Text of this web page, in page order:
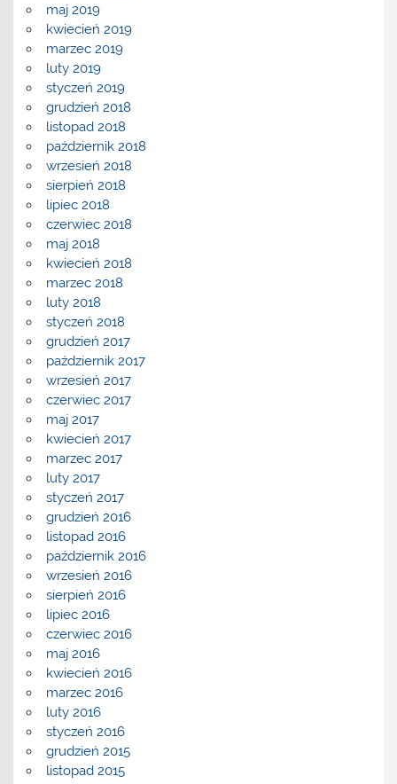
maj 2019
kwiecień 2019
marzec 2019
luty 2019
styczeń 2019
grudzień 2018
listopad 2018
październik 2018
wrzesień 2018
sierpień 2018
lipiec 2018
czerwiec 2018
maj 2018
kwiecień 2018
marzec 2018
luty 2018
styczeń 2018
grudzień 2017
październik 2017
wrzesień 2017
czerwiec 2017
maj 2017
kwiecień 2017
marzec 2017
luty 2017
styczeń 2017
grudzień 2016
listopad 2016
październik 2016
wrzesień 2016
sierpień 2016
lipiec 2016
czerwiec 2016
maj 2016
kwiecień 2016
marzec 2016
luty 2016
styczeń 2016
grudzień 2015
listopad 2015